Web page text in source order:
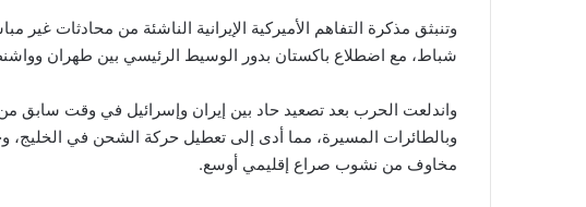
وتنبثق مذكرة التفاهم الأميركية الإيرانية الناشئة من محادثات
شباط، مع اضطلاع باكستان بدور الوسيط الرئيسي بين طهران
واندلعت الحرب بعد تصعيد حاد بين إيران وإسرائيل في وقت سابق من
وبالطائرات المسيرة، مما أدى إلى تعطيل حركة الشحن في الخليج،
مخاوف من نشوب صراع إقليمي أوسع.